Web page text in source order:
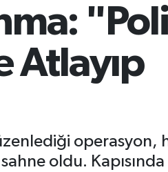
Atlayıp
operasyon,
oldu. Kapısında